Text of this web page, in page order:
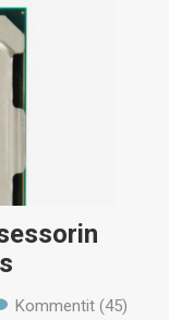
Kommentit (45)